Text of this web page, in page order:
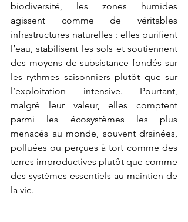
biodiversité, les zones humides
agissent comme de véritables
infrastructures naturelles : elles purifient
l’eau, stabilisent les sols et soutiennent
des moyens de subsistance fondés sur
les rythmes saisonniers plutôt que sur
l’exploitation intensive. Pourtant,
malgré leur valeur, elles comptent
parmi les écosystèmes les plus
menacés au monde, souvent drainées,
polluées ou perçues à tort comme des
terres improductives plutôt que comme
des systèmes essentiels au maintien de
la vie.